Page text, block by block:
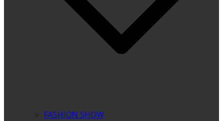
FASHION SHOW